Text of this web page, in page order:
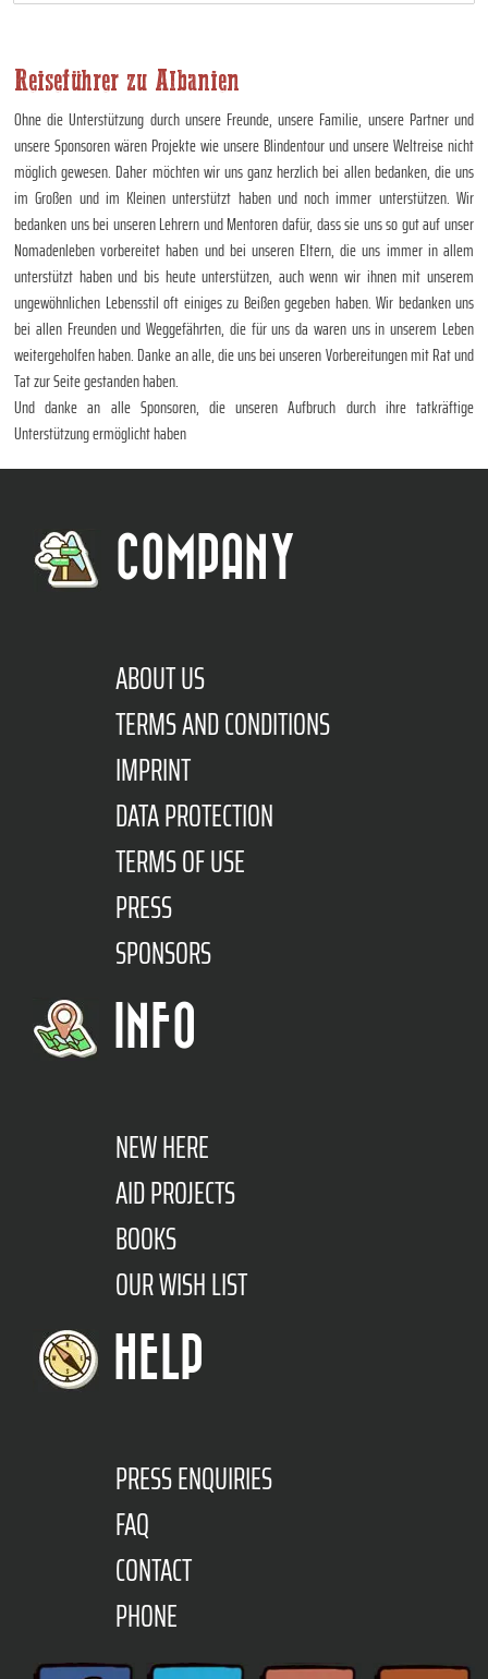
Reiseführer zu Albanien
Ohne die Unterstützung durch unsere Freunde, unsere Familie, unsere Partner und
unsere Sponsoren wären Projekte wie unsere Blindentour und unsere Weltreise nicht
möglich gewesen. Daher möchten wir uns ganz herzlich bei allen bedanken, die uns
im Großen und im Kleinen unterstützt haben und noch immer unterstützen. Wir
bedanken uns bei unseren Lehrern und Mentoren dafür, dass sie uns so gut auf unser
Nomadenleben vorbereitet haben und bei unseren Eltern, die uns immer in allem
unterstützt haben und bis heute unterstützen, auch wenn wir ihnen mit unserem
ungewöhnlichen Lebensstil oft einiges zu Beißen gegeben haben. Wir bedanken uns
bei allen Freunden und Weggefährten, die für uns da waren uns in unserem Leben
weitergeholfen haben. Danke an alle, die uns bei unseren Vorbereitungen mit Rat und
Tat zur Seite gestanden haben.
Und danke an alle Sponsoren, die unseren Aufbruch durch ihre tatkräftige
Unterstützung ermöglicht haben
COMPANY
ABOUT US
TERMS AND CONDITIONS
IMPRINT
DATA PROTECTION
TERMS OF USE
PRESS
SPONSORS
INFO
NEW HERE
AID PROJECTS
BOOKS
OUR WISH LIST
HELP
PRESS ENQUIRIES
FAQ
CONTACT
PHONE